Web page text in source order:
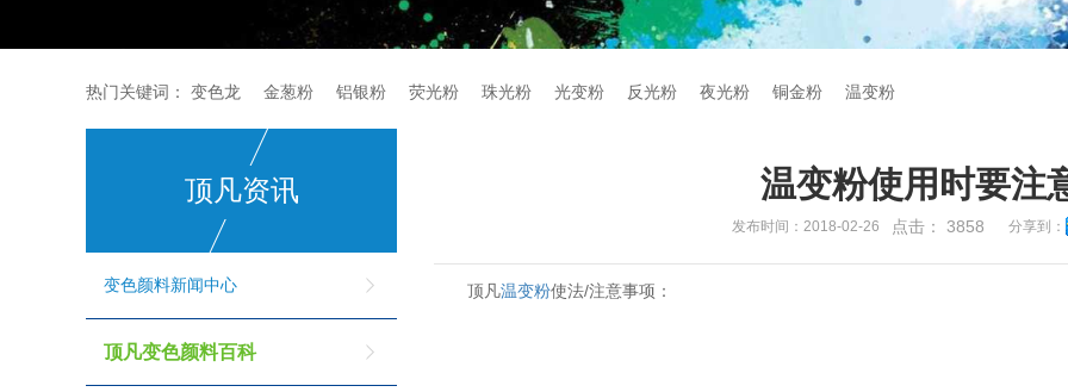
热门关键词： 变色龙 金葱粉 铝银粉 荧光粉 珠光粉 光变粉 反光粉 夜光粉 铜金粉 温变粉
顶凡资讯
变色颜料新闻中心
顶凡变色颜料百科
温变粉使用时要注
发布时间：2018-02-26 点击： 3858 分享到：
顶凡温变粉使法/注意事项：